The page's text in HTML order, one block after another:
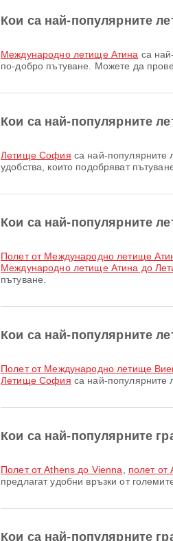
Кои са най-популярните
Международно летище Атина са
по-добро пътуване. Можете да
Кои са най-популярните
Летище София са най-популярните
удобства, които подобряват
Кои са най-популярните
полет от Международно летище
Международно летище Атина до
пътуване.
Кои са най-популярните
полет от Международно летище
Летище София са най-популярните
Кои са най-популярните
полет от Athens до Vienna полет от
предлагат удобни връзки от
Кои са най-популярните